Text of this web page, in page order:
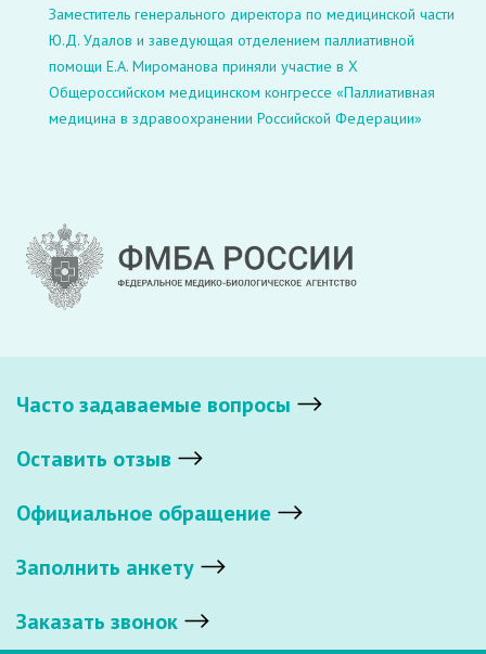
Заместитель генерального директора по медицинской части
Ю.Д. Удалов и заведующая отделением паллиативной
помощи Е.А. Мироманова приняли участие в Х
Общероссийском медицинском конгрессе «Паллиативная
медицина в здравоохранении Российской Федерации»
Часто задаваемые вопросы
Оставить отзыв
Официальное обращение
Заполнить анкету
Заказать звонок